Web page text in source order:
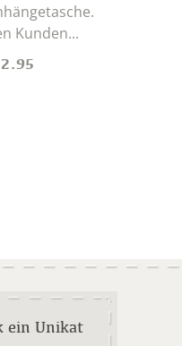
Kunden...
ein Unikat